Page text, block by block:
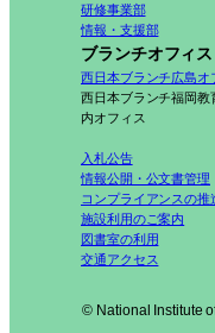
研修事業部
情報・支援部
ブランチオフィス
西日本ブランチ広島オ
西日本ブランチ福岡教
内オフィス
入札公告
情報公開・公文書管理
コンプライアンスの推
施設利用のご案内
図書室の利用
交通アクセス
© National Institute